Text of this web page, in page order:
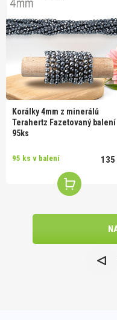
Korálky 4mm z minerálů
Terahertz Fazetovaný balení
95ks
95 ks v balení 135